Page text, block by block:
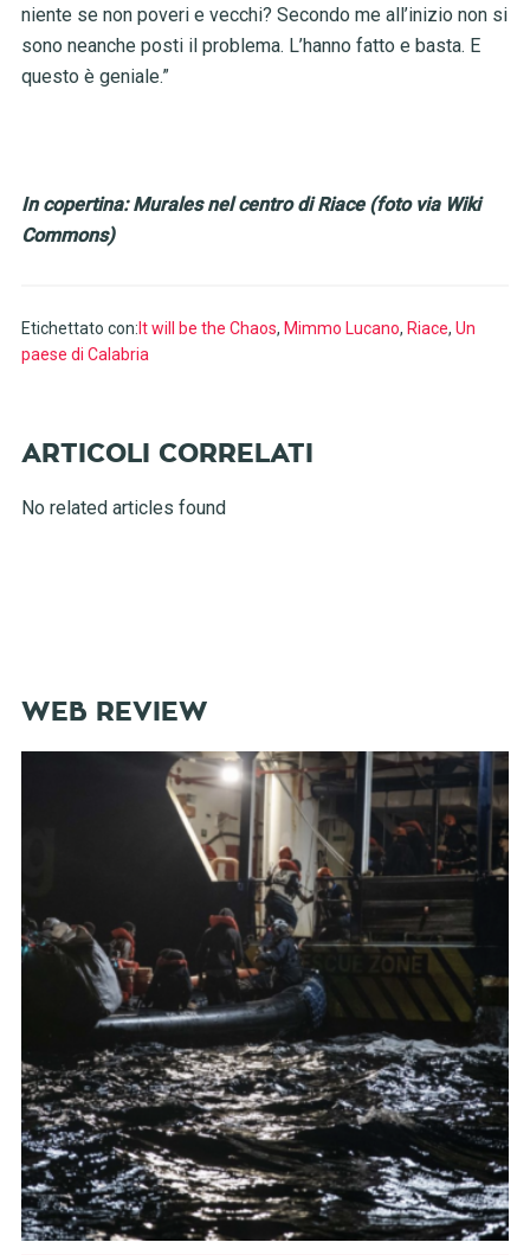
niente se non poveri e vecchi? Secondo me all’inizio non si
sono neanche posti il problema. L’hanno fatto e basta. E
questo è geniale.”
In copertina: Murales nel centro di Riace (foto via Wiki
Commons)
Etichettato con: It will be the Chaos, Mimmo Lucano, Riace, Un
paese di Calabria
No related articles found
WEB REVIEW